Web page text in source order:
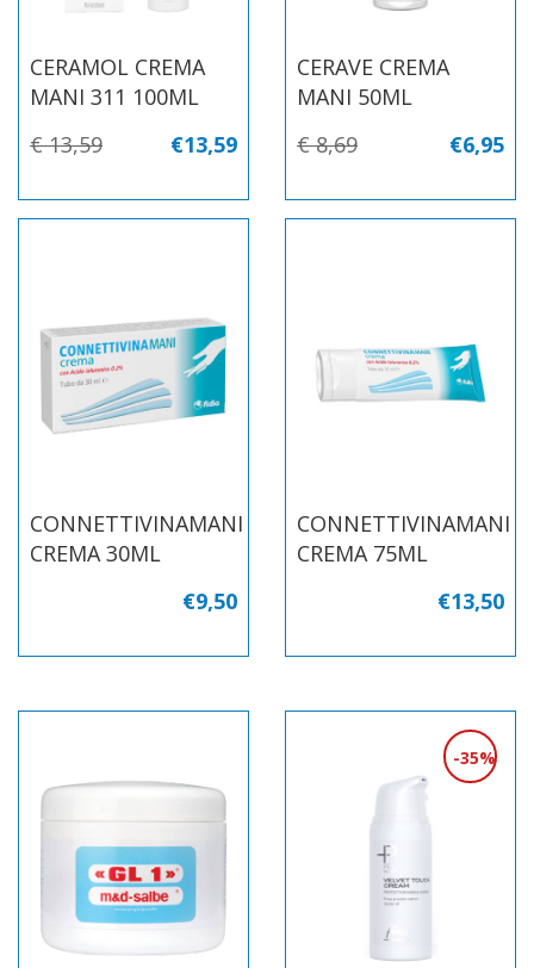
CERAMOL CREMA
MANI 311 100ML
€13,59
€ 13,59
CERAVE CREMA
MANI 50ML
€ 8,69 €6,95
CONNETTIVINAMANI
CREMA 30ML
€9,50
CONNETTIVINAMANI
CREMA 75ML
€13,50
35%